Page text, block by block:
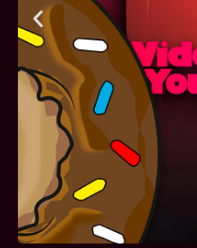
¿Eres youtuber o
ideas en esta red?
edición, nosotros